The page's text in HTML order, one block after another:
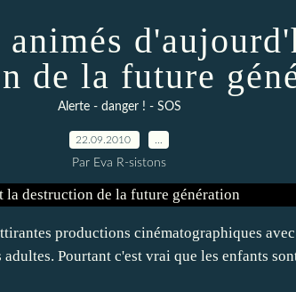
animés
de la future
Alerte - danger ! - SOS
22.09.2010
Par Eva R-sistons
productions cinématographiques
Pourtant c'est vrai que les enfants